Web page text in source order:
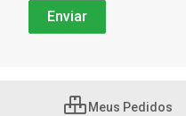
Meus Pedidos